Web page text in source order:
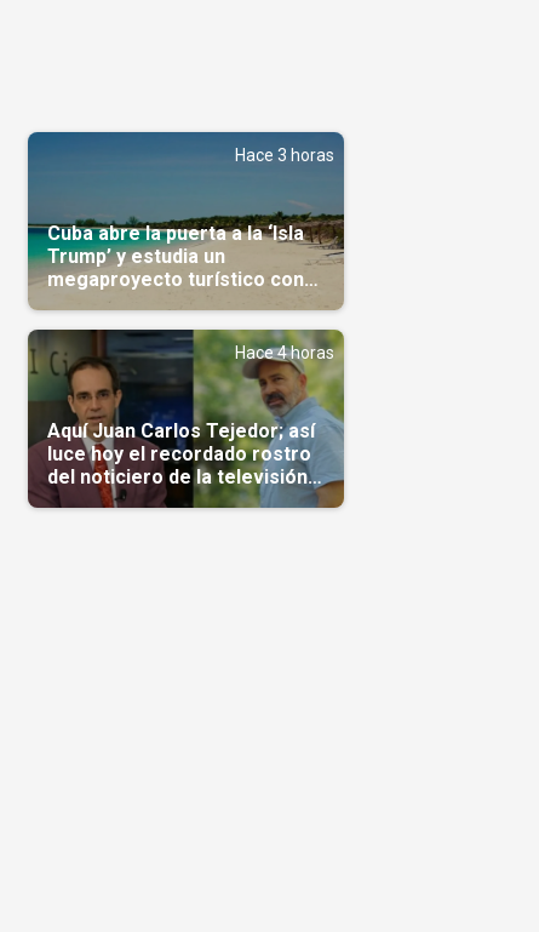
Hace 3 horas
Cuba abre la puerta a la ‘Isla
Trump’ y estudia un
megaproyecto turístico con
capital árabe
Hace 4 horas
Aquí Juan Carlos Tejedor; así
luce hoy el recordado rostro
del noticiero de la televisión
cubana